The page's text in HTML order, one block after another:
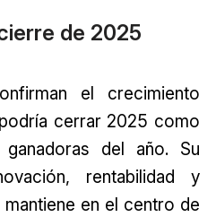
de 2025
el crecimiento
cerrar 2025 como
del año. Su
rentabilidad y
en el centro de